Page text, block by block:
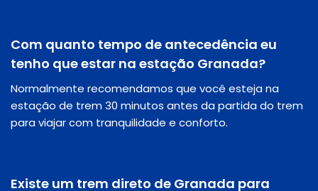
Com quanto tempo de antecedência eu
tenho que estar na estação Granada?
Normalmente recomendamos que você esteja na
estação de trem 30 minutos antes da partida do trem
para viajar com tranquilidade e conforto.
Existe um trem direto de Granada para